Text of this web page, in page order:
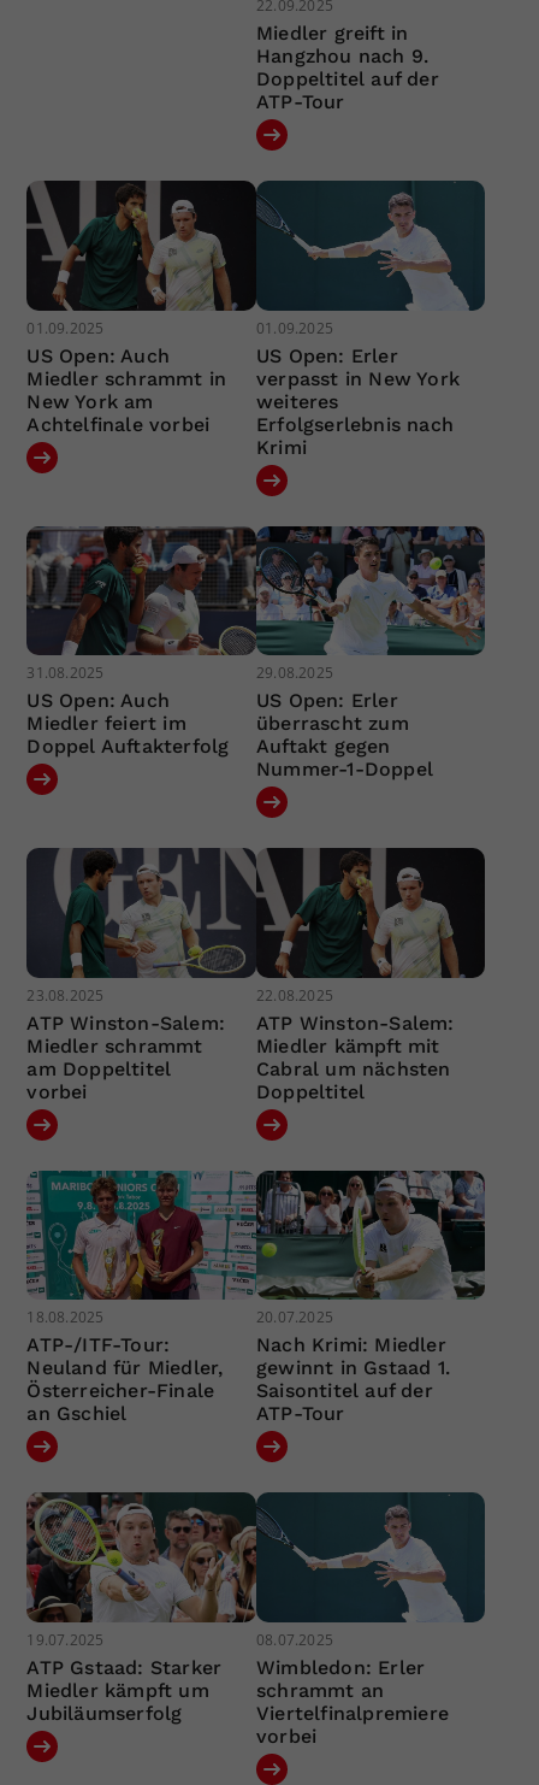
22.09.2025
Miedler greift in
Hangzhou nach 9.
Doppeltitel auf der
ATP-Tour
01.09.2025
US Open: Auch
Miedler schrammt in
New York am
Achtelfinale vorbei
01.09.2025
US Open: Erler
verpasst in New York
weiteres
Erfolgserlebnis nach
Krimi
31.08.2025
US Open: Auch
Miedler feiert im
Doppel Auftakterfolg
29.08.2025
US Open: Erler
überrascht zum
Auftakt gegen
Nummer-1-Doppel
23.08.2025
ATP Winston-Salem:
Miedler schrammt
am Doppeltitel
vorbei
22.08.2025
ATP Winston-Salem:
Miedler kämpft mit
Cabral um nächsten
Doppeltitel
18.08.2025
ATP-/ITF-Tour:
Neuland für Miedler,
Österreicher-Finale
an Gschiel
20.07.2025
Nach Krimi: Miedler
gewinnt in Gstaad 1.
Saisontitel auf der
ATP-Tour
19.07.2025
ATP Gstaad: Starker
Miedler kämpft um
Jubiläumserfolg
08.07.2025
Wimbledon: Erler
schrammt an
Viertelfinalpremiere
vorbei